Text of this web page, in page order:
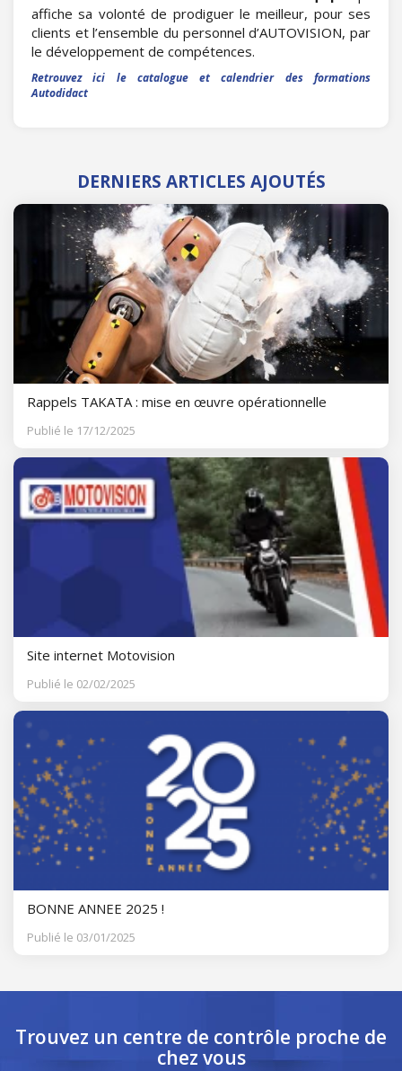
affiche sa volonté de prodiguer le meilleur, pour ses
clients et l’ensemble du personnel d’AUTOVISION, par
le développement de compétences.
Retrouvez ici le catalogue et calendrier des formations
Autodidact
DERNIERS ARTICLES AJOUTÉS
Rappels TAKATA : mise en œuvre opérationnelle
Publié le 17/12/2025
Site internet Motovision
Publié le 02/02/2025
BONNE ANNEE 2025 !
Publié le 03/01/2025
Trouvez un centre de contrôle proche de
chez vous